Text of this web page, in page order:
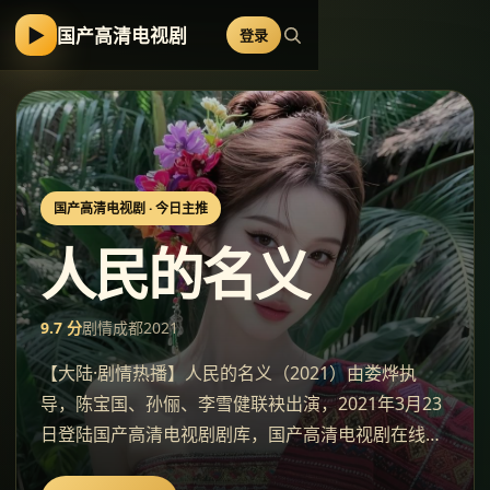
▶ 国产高清电视剧 登录
国产高清电视剧 · 今日主推
人民的名义
9.7 分剧情成都2021
【大陆·剧情热播】人民的名义（2021）由娄烨执
导，陈宝国、孙俪、李雪健联袂出演，2021年3月23
日登陆国产高清电视剧剧库，国产高清电视剧在线观
看。